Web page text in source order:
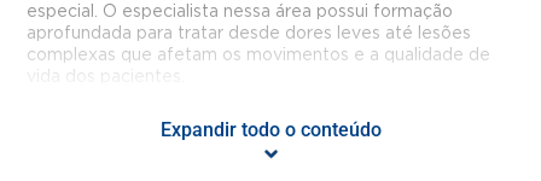
especial. O especialista nessa área possui formação
aprofundada para tratar desde dores leves até lesões
complexas que afetam os movimentos e a qualidade de
vida dos pacientes.
Quais doenças ou condições são
Expandir todo o conteúdo